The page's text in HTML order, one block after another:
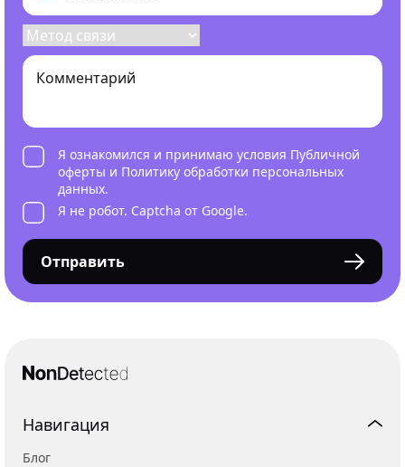
Я ознакомился и принимаю условия Публичной
оферты и Политику обработки персональных
данных.
Я не робот. Captcha от Google.
Отправить
Навигация
Блог